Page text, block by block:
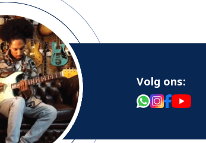
Volg ons: